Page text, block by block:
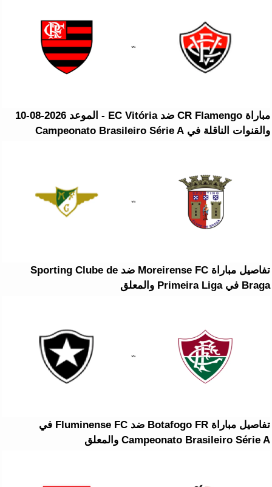
مباراة CR Flamengo ضد EC Vitória - الموعد 2026-08-10
والقنوات الناقلة في Campeonato Brasileiro Série A
تفاصيل مباراة Moreirense FC ضد Sporting Clube de
Braga في Primeira Liga والمعلق
تفاصيل مباراة Botafogo FR ضد Fluminense FC في
Campeonato Brasileiro Série A والمعلق